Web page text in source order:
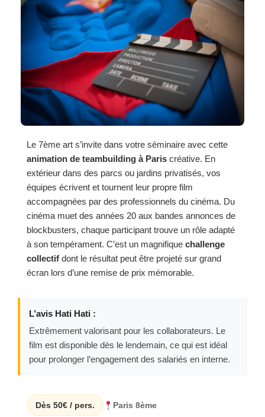
Le 7ème art s’invite dans votre séminaire avec cette
animation de teambuilding à Paris créative. En
extérieur dans des parcs ou jardins privatisés, vos
équipes écrivent et tournent leur propre film
accompagnées par des professionnels du cinéma. Du
cinéma muet des années 20 aux bandes annonces de
blockbusters, chaque participant trouve un rôle adapté
à son tempérament. C’est un magnifique challenge
collectif dont le résultat peut être projeté sur grand
écran lors d’une remise de prix mémorable.
L’avis Hati Hati :
Extrêmement valorisant pour les collaborateurs. Le
film est disponible dès le lendemain, ce qui est idéal
pour prolonger l’engagement des salariés en interne.
Dès 50€ / pers. Paris 8ème